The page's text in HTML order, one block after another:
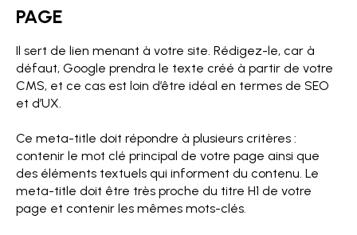
PAGE
Il sert de lien menant à votre site. Rédigez-le, car à
défaut, Google prendra le texte créé à partir de votre
CMS, et ce cas est loin d’être idéal en termes de SEO
et d’UX.
Ce meta-title doit répondre à plusieurs critères :
contenir le mot clé principal de votre page ainsi que
des éléments textuels qui informent du contenu. Le
meta-title doit être très proche du titre H1 de votre
page et contenir les mêmes mots-clés.